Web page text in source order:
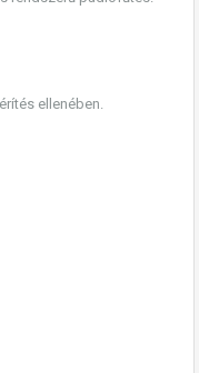
ellenében.